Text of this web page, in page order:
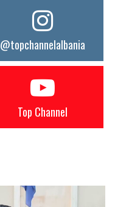
@topchannelalbania
Top Channel